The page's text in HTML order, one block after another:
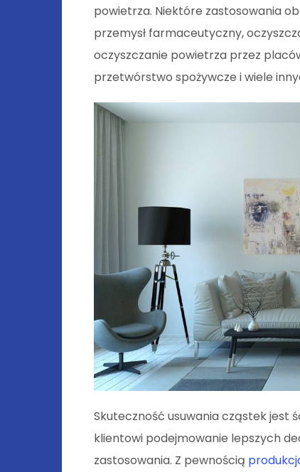
powietrza. Niektóre zastosowania
przemysł farmaceutyczny,
oczyszczanie powietrza przez
przetwórstwo spożywcze i wiele
Skuteczność usuwania cząstek jest
klientowi podejmowanie lepszych
zastosowania. Z pewnością